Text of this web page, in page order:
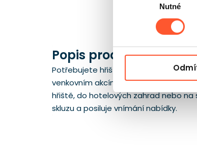
Nutné
Popis produktu
Potřebujete hřiště, které se vejde do
venkovním akcím a pomáhá dát
hřiště, do hotelových zahrad nebo na
skluzu a posiluje vnímání nabídky.